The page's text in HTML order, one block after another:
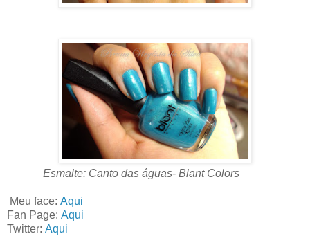
Esmalte: Canto das águas- Blant Colors
Meu face: Aqui
Fan Page: Aqui
Twitter: Aqui